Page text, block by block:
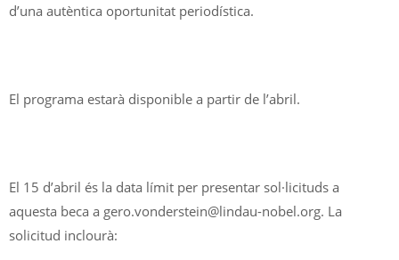
d’una autèntica oportunitat periodística.
El programa estarà disponible a partir de l’abril.
El 15 d’abril és la data límit per presentar sol·licituds a
aquesta beca a gero.vonderstein@lindau-nobel.org. La
solicitud inclourà: